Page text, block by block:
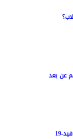
عن بعد
19